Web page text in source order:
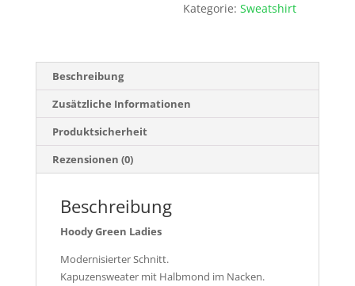
Kategorie:Sweatshirt
Beschreibung
Zusätzliche Informationen
Produktsicherheit
Rezensionen (0)
Beschreibung
Hoody Green Ladies
Modernisierter Schnitt.
Kapuzensweater mit Halbmond im Nacken.